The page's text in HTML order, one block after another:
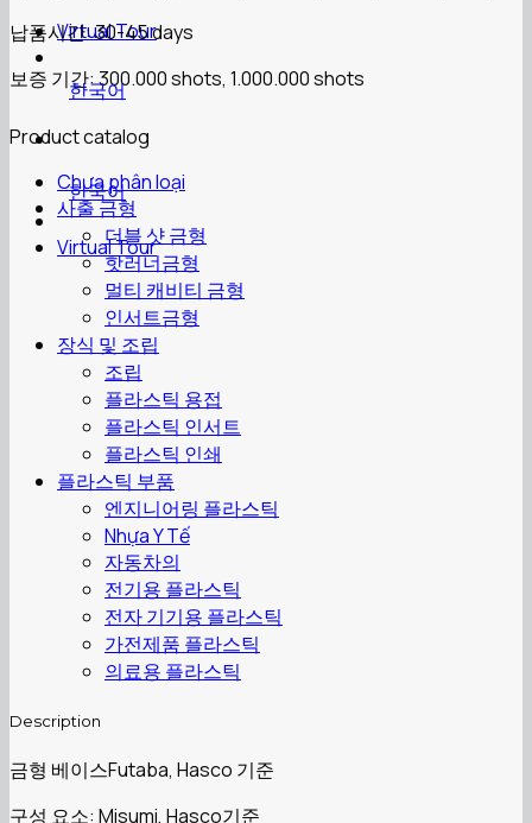
Virtual Tour
한국어
한국어
Virtual Tour
납품시간: 30-45 days
보증 기간: 300.000 shots, 1.000.000 shots
Product catalog
Chưa phân loại
사출 금형
더블 샷 금형
핫러너금형
멀티 캐비티 금형
인서트금형
장식 및 조립
조립
플라스틱 용접
플라스틱 인서트
플라스틱 인쇄
플라스틱 부품
엔지니어링 플라스틱
Nhựa Y Tế
자동차의
전기용 플라스틱
전자 기기용 플라스틱
가전제품 플라스틱
의료용 플라스틱
Description
금형 베이스Futaba, Hasco 기준
구성 요소: Misumi, Hasco기준